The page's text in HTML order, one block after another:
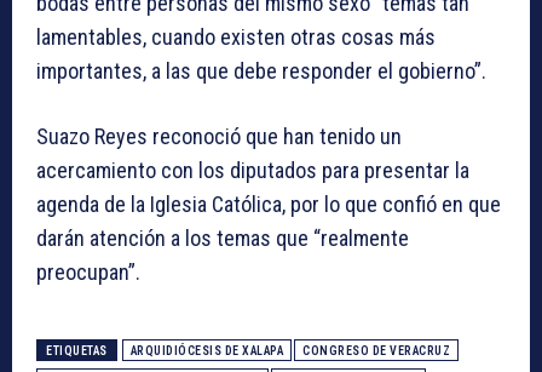
lamentables, cuando existen otras cosas más
importantes, a las que debe responder el gobierno”.
Suazo Reyes reconoció que han tenido un
acercamiento con los diputados para presentar la
agenda de la Iglesia Católica, por lo que confió en que
darán atención a los temas que “realmente
preocupan”.
ETIQUETAS ARQUIDIÓCESIS DE XALAPA CONGRESO DE VERACRUZ